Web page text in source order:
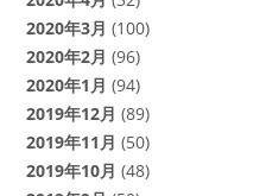
2020年3月 (100)
2020年2月 (96)
2020年1月 (94)
2019年12月 (89)
2019年11月 (50)
2019年10月 (48)